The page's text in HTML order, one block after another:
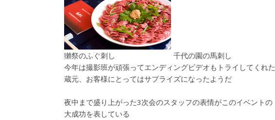
獺祭のふぐ刺し 千代の園の馬刺し
今年は撮影班が頑張ってエンディングビデオもトライしてくれた
蔵元、お客様にとってはサプライズになったようだ
夜中まで盛り上がった3次会のスタッフの表情がこのイベントの
大成功を表している